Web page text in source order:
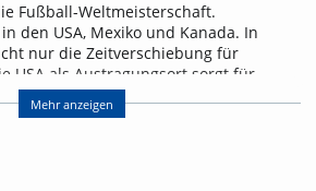
Fußball-Weltmeisterschaft.
den USA, Mexiko und Kanada. In
nur die Zeitverschiebung für
USA als Austragungsort sorgt für
Riesen-Turnier ein
ein Eigentor?
vorm Anpfiff – wie groß ist die
Freiburg? uniCROSS hat sich
Mehr anzeigen